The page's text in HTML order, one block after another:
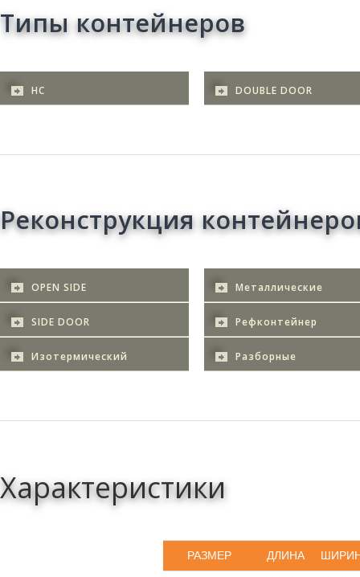
Типы контейнеров
HC DOUBLE DOOR
Реконструкция
OPEN SIDE Металлические
SIDE DOOR Рефконтейнер
Изотермический Разборные
Характеристики
РАЗМЕР ДЛИНА